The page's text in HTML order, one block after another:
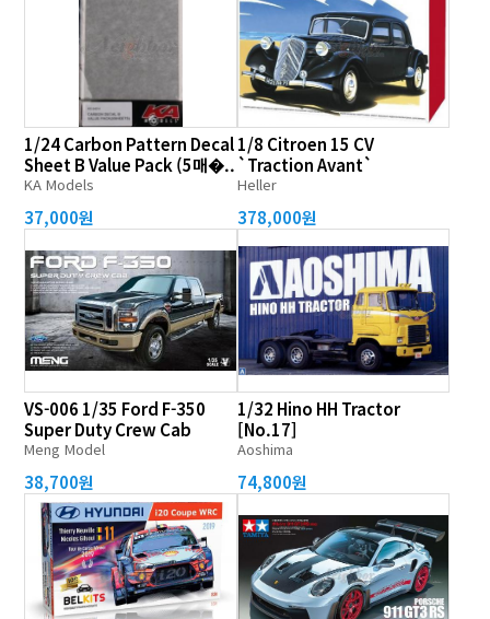
1/24 Carbon Pattern Decal
Sheet B Value Pack (5매�..
KA Models
37,000원
1/8 Citroen 15 CV
`Traction Avant`
Heller
378,000원
VS-006 1/35 Ford F-350
Super Duty Crew Cab
Meng Model
38,700원
1/32 Hino HH Tractor
[No.17]
Aoshima
74,800원